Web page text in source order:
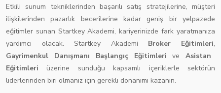
Etkili sunum tekniklerinden başarılı satış stratejilerine, müşteri
ilişkilerinden pazarlık becerilerine kadar geniş bir yelpazede
eğitimler sunan Startkey Akademi, kariyerinizde fark yaratmanıza
yardımcı olacak. Startkey Akademi Broker Eğitimleri,
Gayrimenkul Danışmanı Başlangıç Eğitimleri veAsistan
Eğitimleri üzerine sunduğu kapsamlı içeriklerle sektörün
liderlerinden biri olmanız için gerekli donanımı kazanın.